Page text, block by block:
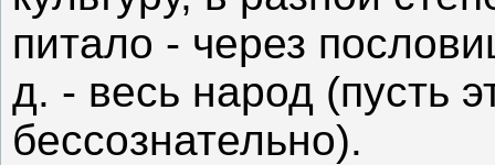
питало - через
д. - весь народ (пусть
бессознательно).